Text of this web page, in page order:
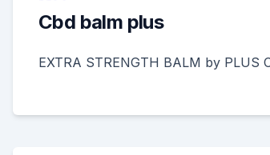
Cbd balm plus
EXTRA STRENGTH BALM by PLUS